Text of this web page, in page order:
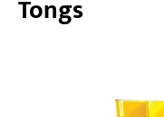
Tongs